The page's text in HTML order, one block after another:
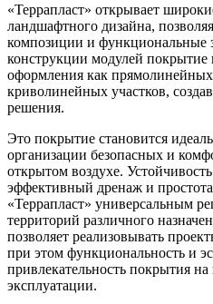
«Террапласт» открывает
ландшафтного дизайна,
композиции и функциональные
конструкции модулей покрытие
оформления как
криволинейных участков,
решения.
Это покрытие становится
организации безопасных и
открытом воздухе.
эффективный дренаж и
«Террапласт» универсальным
территорий различного
позволяет реализовывать
при этом функциональность и
привлекательность покрытия
эксплуатации.